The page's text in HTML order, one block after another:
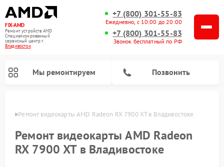
FIX-AMD
Ремонт устройств AMD
Специализированный
cервисный центр г.
Владивосток
+7 (800) 301-55-83
Ежедневно, с 10:00 до 20:00
+7 (800) 301-55-83
Звонок бесплатный по РФ
Мы ремонтируем Позвонить
Ремонт видеокарты AMD Radeon RX 7900 XT в Владивостоке
Ремонт видеокарты AMD Radeon
RX 7900 XT в Владивостоке